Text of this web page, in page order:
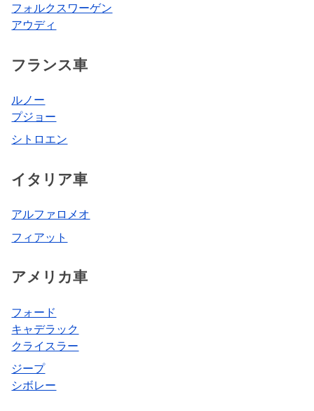
フォルクスワーゲン
アウディ
フランス車
ルノー
プジョー
シトロエン
イタリア車
アルファロメオ
フィアット
アメリカ車
フォード
キャデラック
クライスラー
ジープ
シボレー